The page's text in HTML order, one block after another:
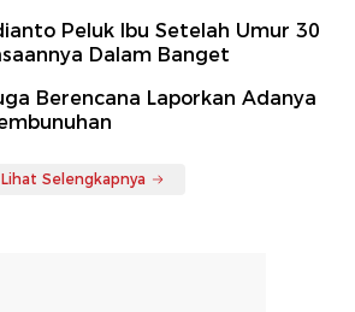
Peluk Ibu Setelah Umur 30
Dalam Banget
Berencana Laporkan Adanya
Lihat Selengkapnya